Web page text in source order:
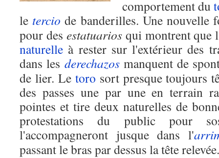
comportement du
le tercio de banderilles. Une nouvelle
pour des estatuariosqui montrent que
naturelle à rester sur l'extérieur des
dans les derechazosmanquent de
de lier. Le toro sort presque toujours
des passes une par une en terrain
pointes et tire deux naturelles de
protestations du public pour
l'accompagneront jusque dans l'
passant le bras par dessus la tête